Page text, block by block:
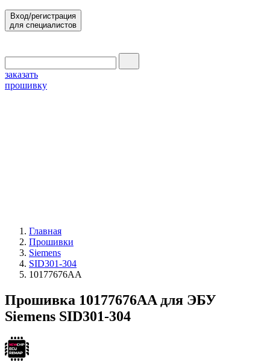
Вход/регистрация
для специалистов
заказать
прошивку
Главная
Прошивки
Siemens
SID301-304
10177676AA
Прошивка 10177676AA для ЭБУ
Siemens SID301-304